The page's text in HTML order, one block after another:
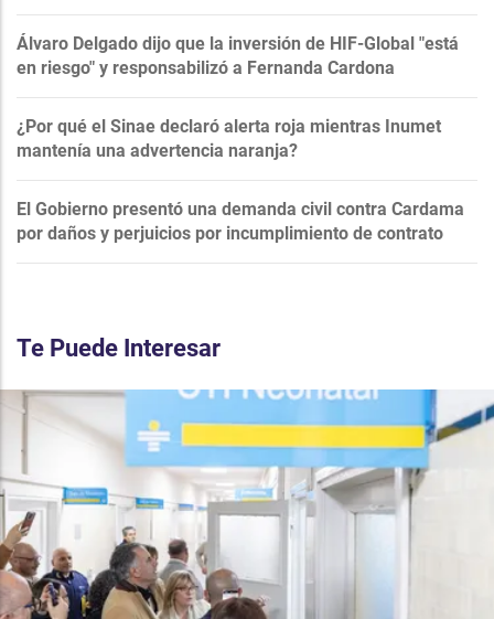
Álvaro Delgado dijo que la inversión de HIF-Global "está
en riesgo" y responsabilizó a Fernanda Cardona
¿Por qué el Sinae declaró alerta roja mientras Inumet
mantenía una advertencia naranja?
El Gobierno presentó una demanda civil contra Cardama
por daños y perjuicios por incumplimiento de contrato
Te Puede Interesar